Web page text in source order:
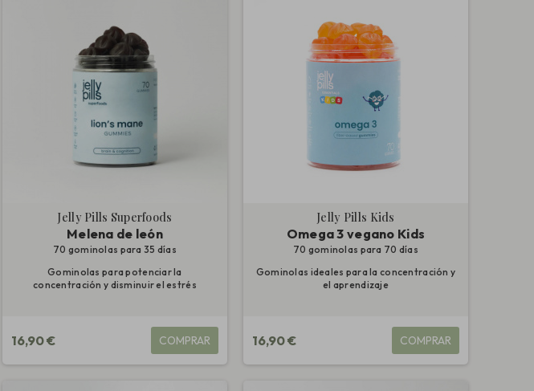
Jelly Pills Superfoods
Melena de león
70 gominolas para 35 días
Gominolas para potenciar la
concentración y disminuir el estrés
16,90 € COMPRAR
Jelly Pills Kids
Omega 3 vegano Kids
70 gominolas para 70 días
Gominolas ideales para la concentración y
el aprendizaje
16,90 € COMPRAR